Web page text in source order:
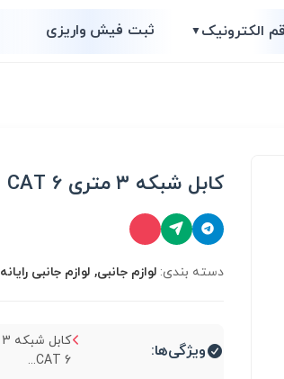
قم الکترونیک▼ ثبت فیش واریزی
کابل شبکه ۳ متری CAT 6
دسته بندی: لوازم جانبی, لوازم جانبی رایانه
ویژگی‌ها:
CAT 6...